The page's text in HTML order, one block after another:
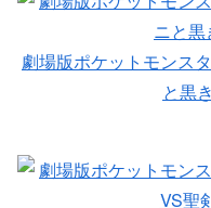
劇場版ポケットモンス
と黒